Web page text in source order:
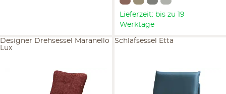
Lieferzeit: bis zu 19
Werktage
Designer Drehsessel Maranello
Lux
Schlafsessel Etta